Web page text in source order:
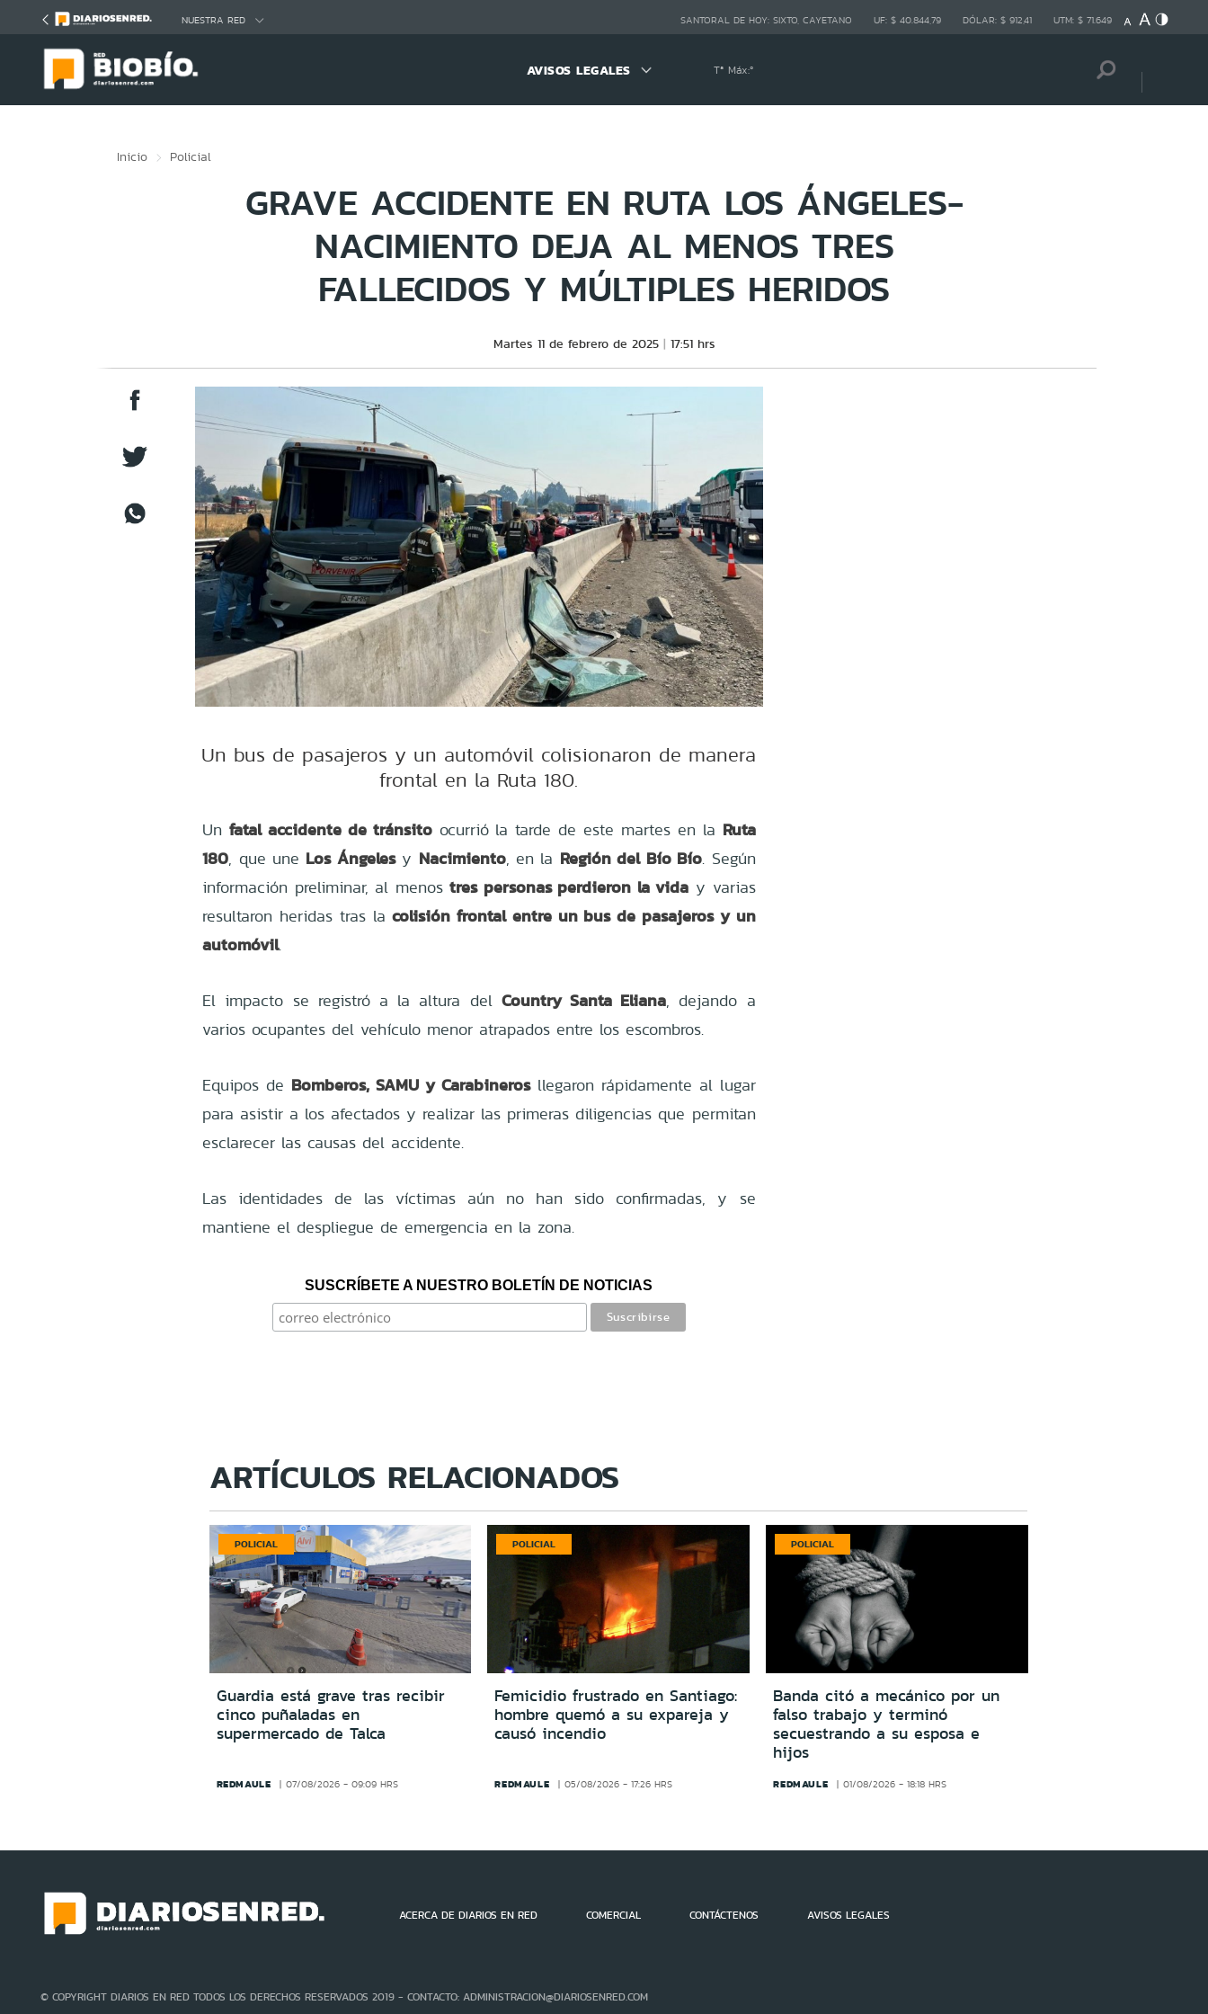
NUESTRA RED SANTORAL DE HOY: SIXTO, CAYETANO UF: $ 40.844,79 DÓLAR: $ 912,41 UTM: $ 71.649
AVISOS LEGALES Tª Máx:º
Inicio Policial
GRAVE ACCIDENTE EN RUTA LOS ÁNGELES-
NACIMIENTO DEJA AL MENOS TRES
FALLECIDOS Y MÚLTIPLES HERIDOS
Martes 11 de febrero de 2025 17:51 hrs
Un bus de pasajeros y un automóvil colisionaron de manera
frontal en la Ruta 180.
Unfatal accidente de tránsitoocurrió la tarde de este martes en la Ruta
180, que une Los Ángelesy Nacimiento, en la Región del Bío Bío. Según
información preliminar, al menostres personas perdieron la vida y varias
resultaron heridas tras lacolisión frontal entre un bus de pasajeros y un
automóvil.
El impacto se registró a la altura del Country Santa Eliana, dejando a
varios ocupantes del vehículo menor atrapados entre los escombros.
Equipos de Bomberos, SAMU y Carabinerosllegaron rápidamente al lugar
para asistir a los afectados y realizar las primeras diligencias que permitan
esclarecer las causas del accidente.
Las identidades de las víctimas aún no han sido confirmadas, y se
mantiene el despliegue de emergencia en la zona.
SUSCRÍBETE A NUESTRO BOLETÍN DE NOTICIAS
ARTÍCULOS RELACIONADOS
POLICIAL
Guardia está grave tras recibir
cinco puñaladas en
supermercado de Talca
REDMAULE 07/08/2026 - 09:09 HRS
POLICIAL
Femicidio frustrado en Santiago:
hombre quemó a su expareja y
causó incendio
REDMAULE 05/08/2026 - 17:26 HRS
POLICIAL
Banda citó a mecánico por un
falso trabajo y terminó
secuestrando a su esposa e
hijos
REDMAULE 01/08/2026 - 18:18 HRS
ACERCA DE DIARIOS EN RED COMERCIAL CONTÁCTENOS AVISOS LEGALES
© COPYRIGHT DIARIOS EN RED TODOS LOS DERECHOS RESERVADOS 2019 - CONTACTO: ADMINISTRACION@DIARIOSENRED.COM